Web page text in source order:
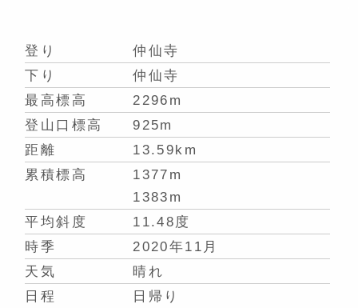
登り
仲仙寺
下り
仲仙寺
最高標高
2296m
登山口標高
925m
距離
13.59km
累積標高
1377m
1383m
平均斜度
11.48度
時季
2020年11月
天気
晴れ
日程
日帰り